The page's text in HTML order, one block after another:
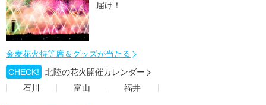
届け！
金麦花火特等席＆グッズが当たる
CHECK!
北陸の花火開催カレンダー
石川
富山 福井